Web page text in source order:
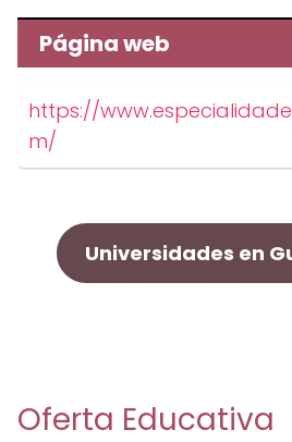
Página web
https://
m/
Universidades en
Oferta Educativa